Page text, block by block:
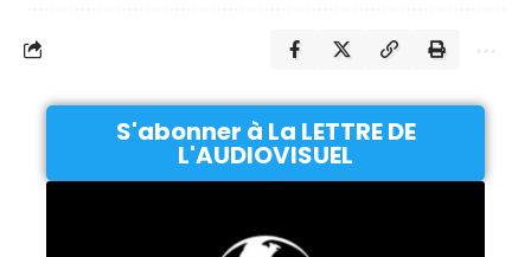
S'abonner à La LETTRE DE
L'AUDIOVISUEL